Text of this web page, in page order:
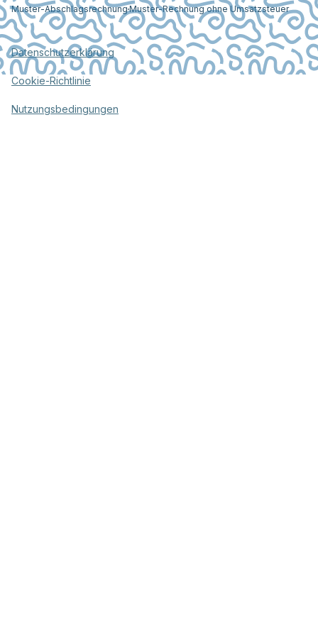
Muster-AbschlagsrechnungMuster-Rechnung ohne Umsatzsteuer
Datenschutzerklärung
Cookie-Richtlinie
Nutzungsbedingungen